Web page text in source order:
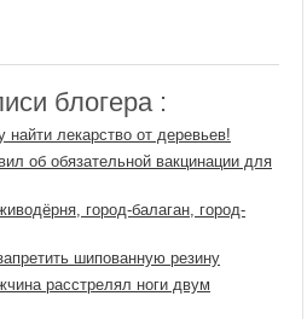
блогера :
найти лекарство от деревьев!
об обязательной вакцинации для
город-балаган, город-
шипованную резину
расстрелял ноги двум